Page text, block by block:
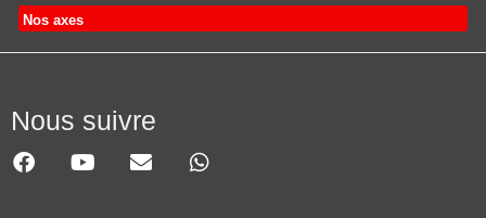
Nos axes
Nous suivre